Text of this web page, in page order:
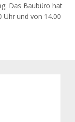
Das Baubüro hat
Uhr und von 14.00